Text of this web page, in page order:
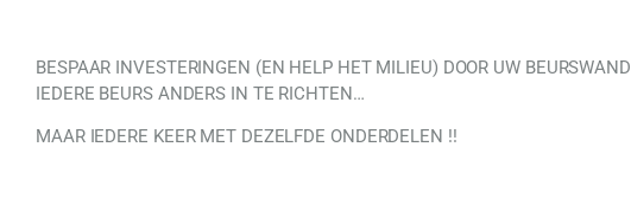
BESPAAR INVESTERINGEN (EN HELP HET MILIEU) DOOR UW BEURSWAND
IEDERE BEURS ANDERS IN TE RICHTEN…
MAAR IEDERE KEER MET DEZELFDE ONDERDELEN !!